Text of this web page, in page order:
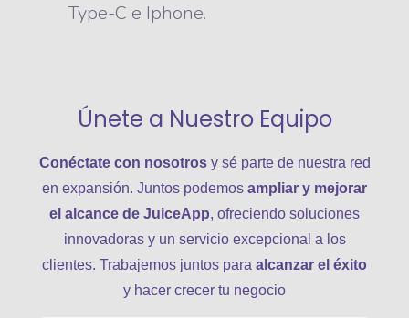
Type-C e Iphone.
Únete a Nuestro Equipo
Conéctate con nosotrosy sé parte de nuestra red
en expansión. Juntos podemos ampliar y mejorar
el alcance de JuiceApp, ofreciendo soluciones
innovadoras y un servicio excepcional a los
clientes. Trabajemos juntos para alcanzar el éxito
y hacer crecer tu negocio